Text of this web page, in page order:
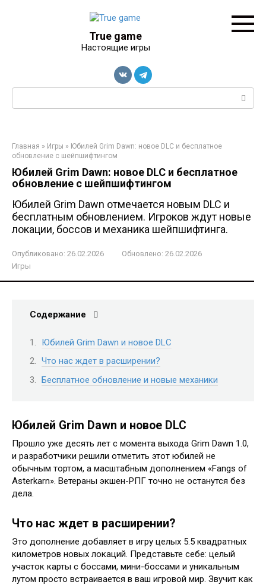
True game
Настоящие игры
Поиск:
Главная » Игры » Юбилей Grim Dawn: новое DLC и бесплатное
обновление с шейпшифтингом
Юбилей Grim Dawn: новое DLC и бесплатное
обновление с шейпшифтингом
Юбилей Grim Dawn отмечается новым DLC и
бесплатным обновлением. Игроков ждут новые
локации, боссов и механика шейпшифтинга.
Опубликовано: 26.02.2026 Обновлено: 26.02.2026
Игры
Содержание
Юбилей Grim Dawn и новое DLC
Что нас ждет в расширении?
Бесплатное обновление и новые механики
Юбилей Grim Dawn и новое DLC
Прошло уже десять лет с момента выхода Grim Dawn 1.0,
и разработчики решили отметить этот юбилей не
обычным тортом, а масштабным дополнением «Fangs of
Asterkarn». Ветераны экшен-РПГ точно не останутся без
дела.
Что нас ждет в расширении?
Это дополнение добавляет в игру целых 5.5 квадратных
километров новых локаций. Представьте себе: целый
участок карты с боссами, мини-боссами и уникальным
лутом просто встраивается в ваш игровой мир. Звучит как